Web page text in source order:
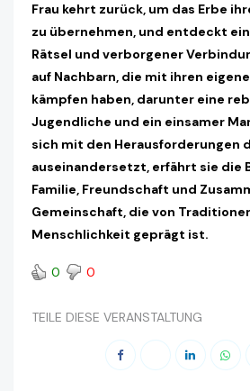
Frau kehrt zurück, um das Erbe
zu übernehmen, und entdeckt
Rätsel und verborgener
auf Nachbarn, die mit ihren
kämpfen haben, darunter eine
Jugendliche und ein einsamer
sich mit den Herausforderungen
auseinandersetzt, erfährt sie die
Familie, Freundschaft und
Gemeinschaft, die von
Menschlichkeit geprägt ist.
0 0
TEILE DIESE VERANSTALTUNG